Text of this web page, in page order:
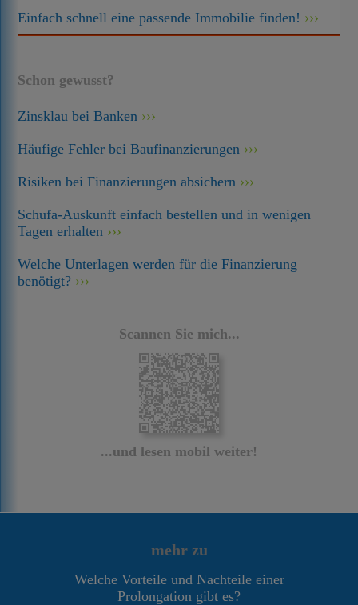
Einfach schnell eine passende Immobilie finden!
Schon gewusst?
Zinsklau bei Banken
Häufige Fehler bei Baufinanzierungen
Risiken bei Finanzierungen absichern
Schufa-Auskunft einfach bestellen und in wenigen
Tagen erhalten
Welche Unterlagen werden für die Finanzierung
benötigt?
Scannen Sie mich...
...und lesen mobil weiter!
mehr zu
Welche Vorteile und Nachteile einer
Prolongation gibt es?